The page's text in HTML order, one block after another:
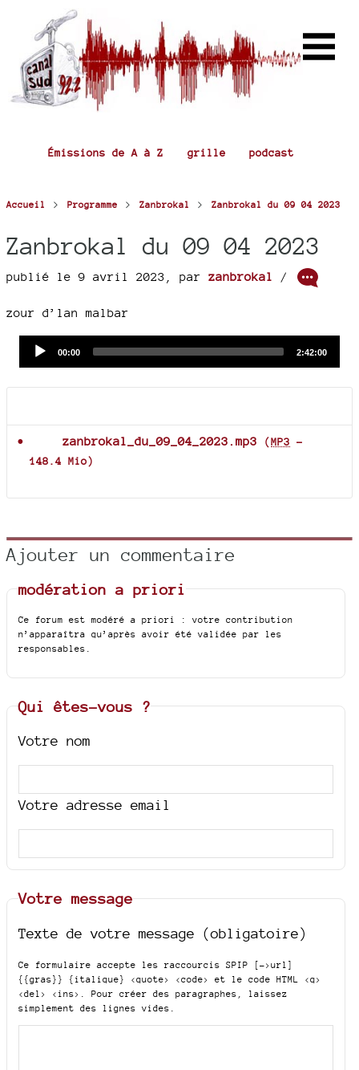
Émissions de A à Z grille podcast
Accueil > Programme > Zanbrokal > Zanbrokal du 09 04 2023
Zanbrokal du 09 04 2023
publié le 9 avril 2023 par zanbrokal /
zour d’lan malbar
Current
00:00
Total
2:42:00
zanbrokal_du_09_04_2023.mp3 (MP3 -
148.4 Mio)
Ajouter un commentaire
modération a priori
Ce forum est modéré a priori : votre contribution
n’apparaîtra qu’après avoir été validée par les
responsables.
Qui êtes-vous ?
Votre nom
Votre adresse email
Votre message
Texte de votre message (obligatoire)
Ce formulaire accepte les raccourcis SPIP
[->url]
{{gras}} {italique} <quote> <code>
et le code HTML <q>
<del> <ins>
. Pour créer des paragraphes, laissez
simplement des lignes vides.